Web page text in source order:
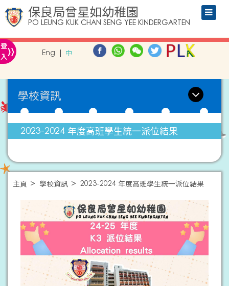
保良局曾星如幼稚園
PO LEUNG KUK CHAN SENG YEE KINDERGARTEN
登
入» Eng 中
學校資訊
2023-2024 年度高班學生統一派位結果
主頁 學校資訊 2023-2024 年度高班學生統一派位結果